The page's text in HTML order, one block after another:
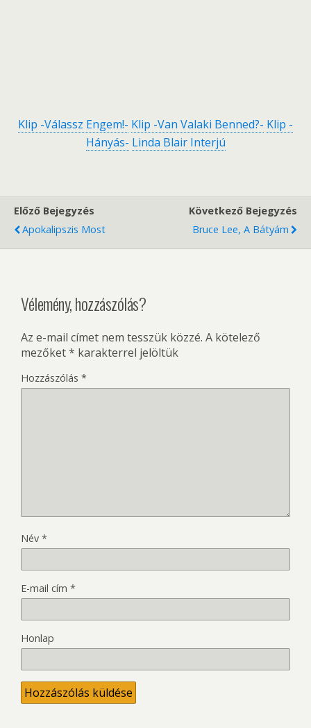
Klip -Válassz Engem!- Klip -Van Valaki Benned?- Klip -
Hányás- Linda Blair Interjú
Előző Bejegyzés
Apokalipszis Most
Következő Bejegyzés
Bruce Lee, A Bátyám
Vélemény, hozzászólás?
Az e-mail címet nem tesszük közzé. A kötelező
mezőket* karakterrel jelöltük
Hozzászólás *
Név *
E-mail cím *
Honlap